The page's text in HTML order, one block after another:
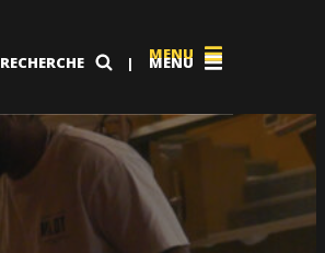
MENU
RECHERCHE | MENU